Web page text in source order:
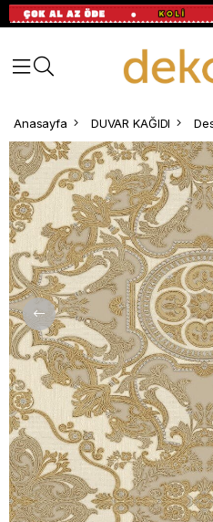
Anasayfa DUVAR KAĞIDI